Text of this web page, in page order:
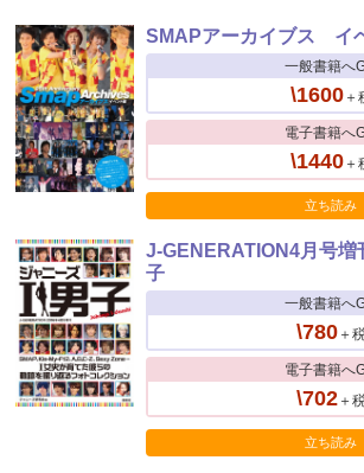
SMAPアーカイブス イ
一般書籍へ
\1600＋
電子書籍へ
\1440＋
立ち読み
J-GENERATION4月号
子
一般書籍へ
\780＋税
電子書籍へ
\702＋税
立ち読み